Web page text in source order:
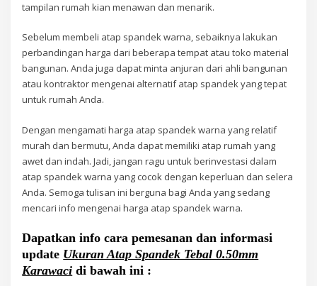
tampilan rumah kian menawan dan menarik.
Sebelum membeli atap spandek warna, sebaiknya lakukan
perbandingan harga dari beberapa tempat atau toko material
bangunan. Anda juga dapat minta anjuran dari ahli bangunan
atau kontraktor mengenai alternatif atap spandek yang tepat
untuk rumah Anda.
Dengan mengamati harga atap spandek warna yang relatif
murah dan bermutu, Anda dapat memiliki atap rumah yang
awet dan indah. Jadi, jangan ragu untuk berinvestasi dalam
atap spandek warna yang cocok dengan keperluan dan selera
Anda. Semoga tulisan ini berguna bagi Anda yang sedang
mencari info mengenai harga atap spandek warna.
Dapatkan info cara pemesanan dan informasi
update Ukuran Atap Spandek Tebal 0.50mm
Karawaci di bawah ini :